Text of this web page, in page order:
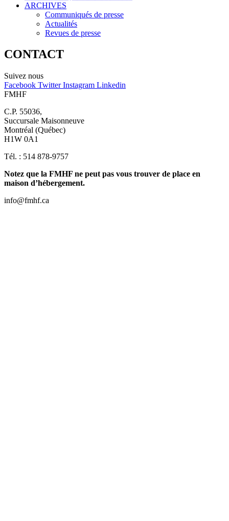
ARCHIVES
Communiqués de presse
Actualités
Revues de presse
CONTACT
Suivez nous
Facebook Twitter Instagram Linkedin
FMHF
C.P. 55036,
Succursale Maisonneuve
Montréal (Québec)
H1W 0A1
Tél. : 514 878-9757
Notez que la FMHF ne peut pas vous trouver de place en
maison d’hébergement.
info@fmhf.ca